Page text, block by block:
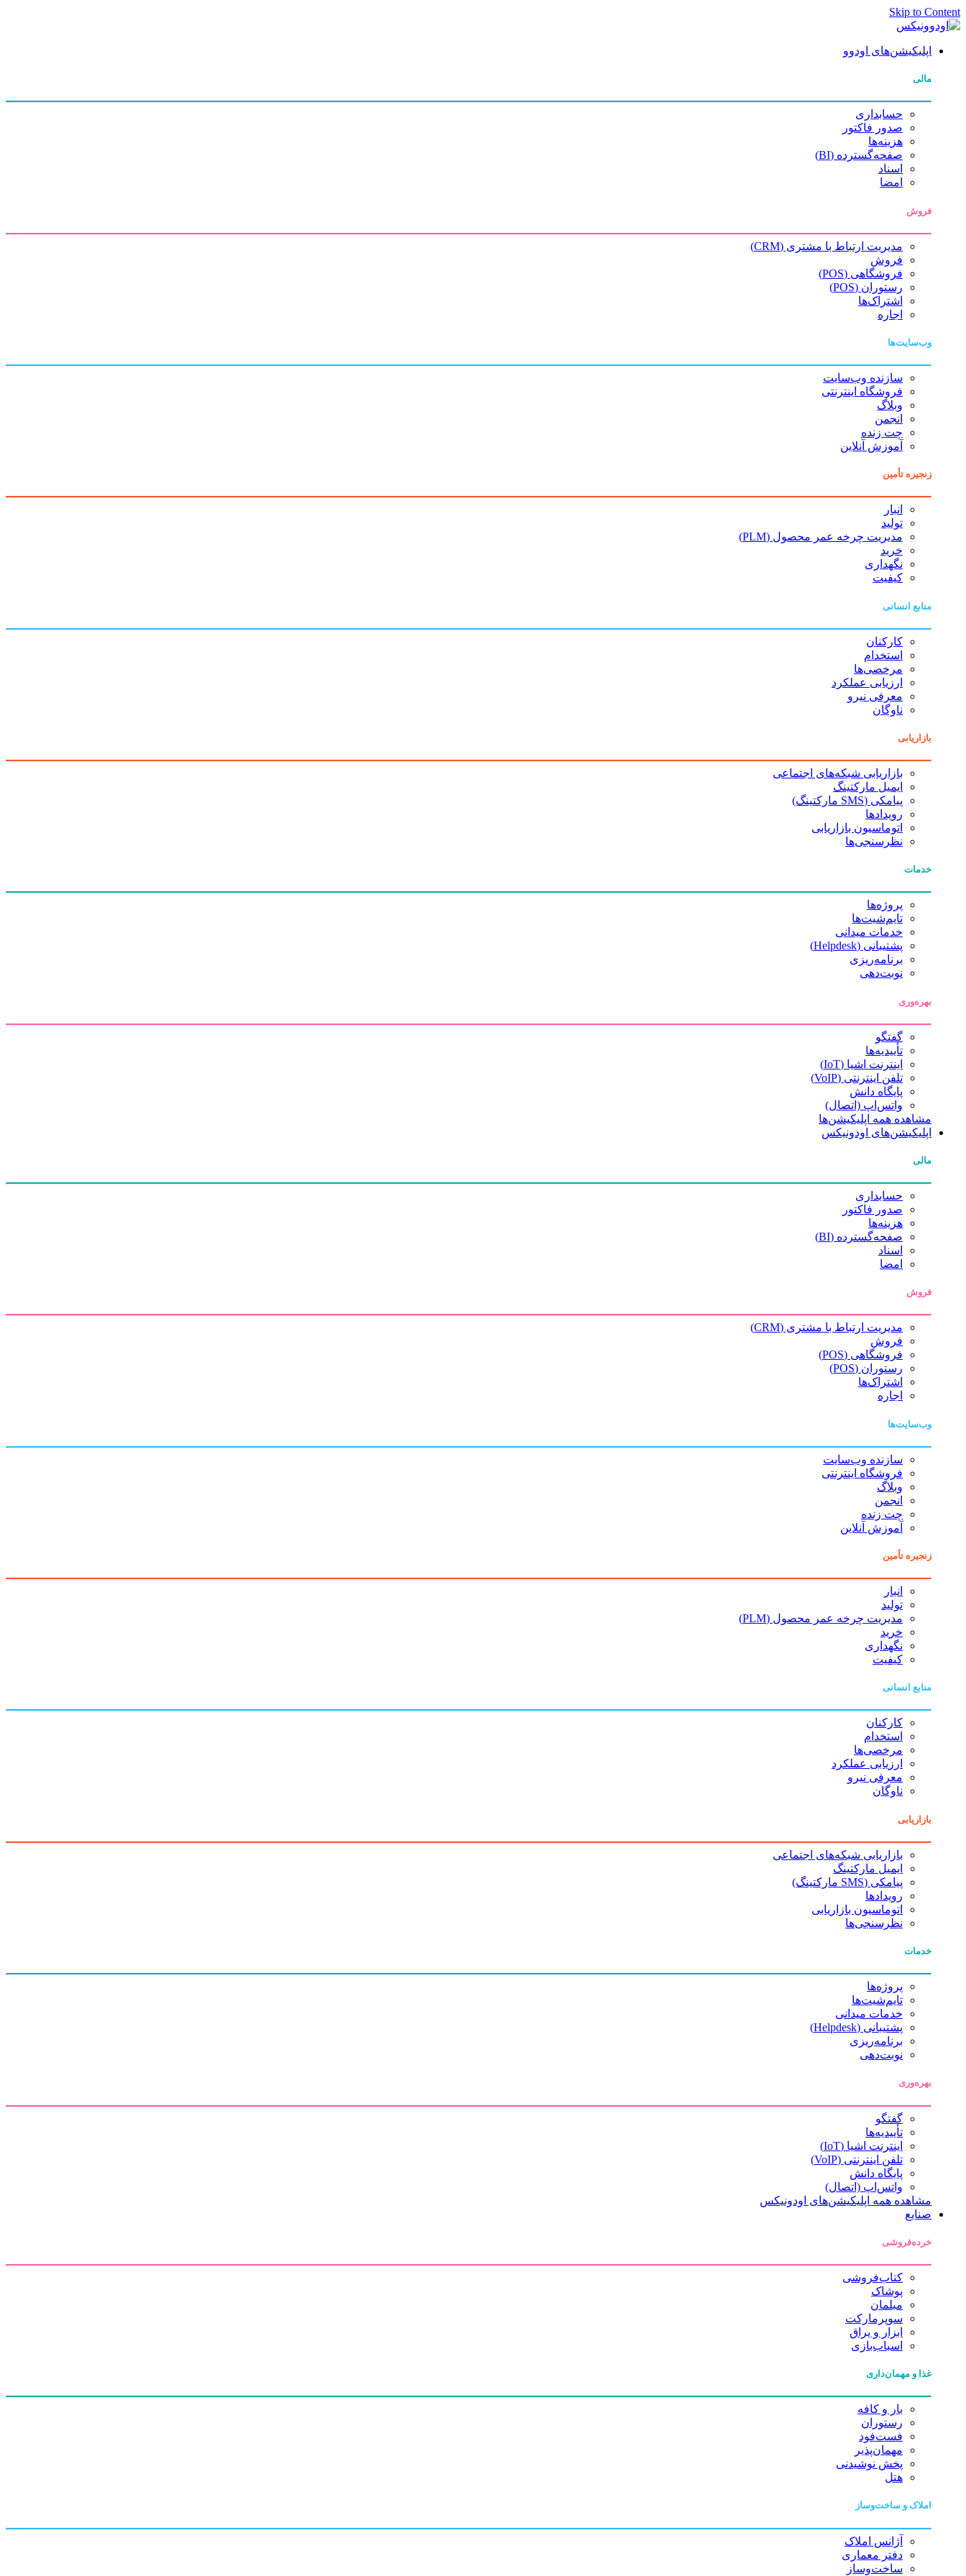
Skip to Content
اپلیکیشن‌های اودوو
مالی
حسابداری
صدور فاکتور
هزینه‌ها
صفحه‌گسترده (BI)
اسناد
امضا
فروش
مدیریت ارتباط با مشتری (CRM)
فروش
فروشگاهی (POS)
رستوران (POS)
اشتراک‌ها
اجاره
وب‌سایت‌ها
سازنده وب‌سایت
فروشگاه اینترنتی
وبلاگ
انجمن
چت زنده
آموزش آنلاین
زنجیره تأمین
انبار
تولید
مدیریت چرخه عمر محصول (PLM)
خرید
نگهداری
کیفیت
منابع انسانی
کارکنان
استخدام
مرخصی‌ها
ارزیابی عملکرد
معرفی نیرو
ناوگان
بازاریابی
بازاریابی شبکه‌های اجتماعی
ایمیل مارکتینگ
پیامکی (SMS مارکتینگ)
رویدادها
اتوماسیون بازاریابی
نظرسنجی‌ها
خدمات
پروژه‌ها
تایم‌شیت‌ها
خدمات میدانی
پشتیبانی (Helpdesk)
برنامه‌ریزی
نوبت‌دهی
بهره‌وری
گفتگو
تأییدیه‌ها
اینترنت اشیا (IoT)
تلفن اینترنتی (VoIP)
پایگاه دانش
واتس‌اپ (اتصال)
مشاهده همه اپلیکیشن‌ها
اپلیکیشن‌های اودونیکس
مالی
حسابداری
صدور فاکتور
هزینه‌ها
صفحه‌گسترده (BI)
اسناد
امضا
فروش
مدیریت ارتباط با مشتری (CRM)
فروش
فروشگاهی (POS)
رستوران (POS)
اشتراک‌ها
اجاره
وب‌سایت‌ها
سازنده وب‌سایت
فروشگاه اینترنتی
وبلاگ
انجمن
چت زنده
آموزش آنلاین
زنجیره تأمین
انبار
تولید
مدیریت چرخه عمر محصول (PLM)
خرید
نگهداری
کیفیت
منابع انسانی
کارکنان
استخدام
مرخصی‌ها
ارزیابی عملکرد
معرفی نیرو
ناوگان
بازاریابی
بازاریابی شبکه‌های اجتماعی
ایمیل مارکتینگ
پیامکی (SMS مارکتینگ)
رویدادها
اتوماسیون بازاریابی
نظرسنجی‌ها
خدمات
پروژه‌ها
تایم‌شیت‌ها
خدمات میدانی
پشتیبانی (Helpdesk)
برنامه‌ریزی
نوبت‌دهی
بهره‌وری
گفتگو
تأییدیه‌ها
اینترنت اشیا (IoT)
تلفن اینترنتی (VoIP)
پایگاه دانش
واتس‌اپ (اتصال)
مشاهده همه اپلیکیشن‌های اودونیکس
صنایع
خرده‌فروشی
کتاب‌فروشی
پوشاک
مبلمان
سوپرمارکت
ابزار و یراق
اسباب‌بازی
غذا و مهمان‌داری
بار و کافه
رستوران
فست‌فود
مهمان‌پذیر
پخش نوشیدنی
هتل
املاک و ساخت‌وساز
آژانس املاک
دفتر معماری
ساخت‌وساز